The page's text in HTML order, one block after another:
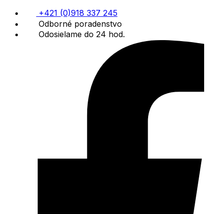
+421 (0)918 337 245
Odborné poradenstvo
Odosielame do 24 hod.